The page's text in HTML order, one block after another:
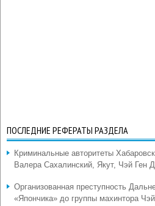
ПОСЛЕДНИЕ РЕФЕРАТЫ РАЗДЕЛА
Криминальные авторитеты
Валера Сахалинский, Якут, Чэй Ген
Организованная преступность
«Япончика» до группы махинтора